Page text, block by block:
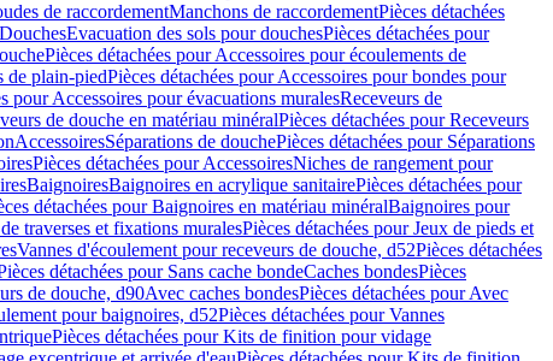
de raccordementManchons de raccordementPièces détachées
DouchesEvacuation des sols pour douchesPièces détachées pour
Pièces détachées pour Accessoires pour écoulements de
de plain-piedPièces détachées pour Accessoires pour bondes pour
pour Accessoires pour évacuations muralesReceveurs de
de douche en matériau minéralPièces détachées pour Receveurs
AccessoiresSéparations de douchePièces détachées pour Séparations
Pièces détachées pour AccessoiresNiches de rangement pour
BaignoiresBaignoires en acrylique sanitairePièces détachées pour
détachées pour Baignoires en matériau minéralBaignoires pour
traverses et fixations muralesPièces détachées pour Jeux de pieds et
Vannes d'écoulement pour receveurs de douche, d52Pièces détachées
détachées pour Sans cache bondeCaches bondesPièces
de douche, d90Avec caches bondesPièces détachées pour Avec
pour baignoires, d52Pièces détachées pour Vannes
Pièces détachées pour Kits de finition pour vidage